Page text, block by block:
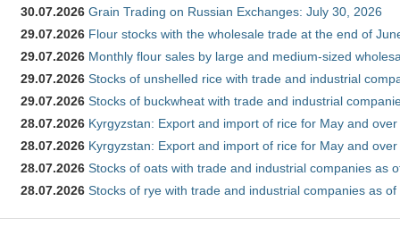
30.07.2026 Grain Trading on Russian Exchanges: July 30, 2026
29.07.2026 Flour stocks with the wholesale trade at the end of
29.07.2026 Monthly flour sales by large and medium-sized
29.07.2026 Stocks of unshelled rice with trade and industrial
29.07.2026 Stocks of buckwheat with trade and industrial
28.07.2026 Kyrgyzstan: Export and import of rice for May and
28.07.2026 Kyrgyzstan: Export and import of rice for May and
28.07.2026 Stocks of oats with trade and industrial companies as
28.07.2026 Stocks of rye with trade and industrial companies as